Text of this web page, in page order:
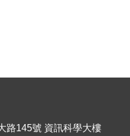
路145號 資訊科學大樓